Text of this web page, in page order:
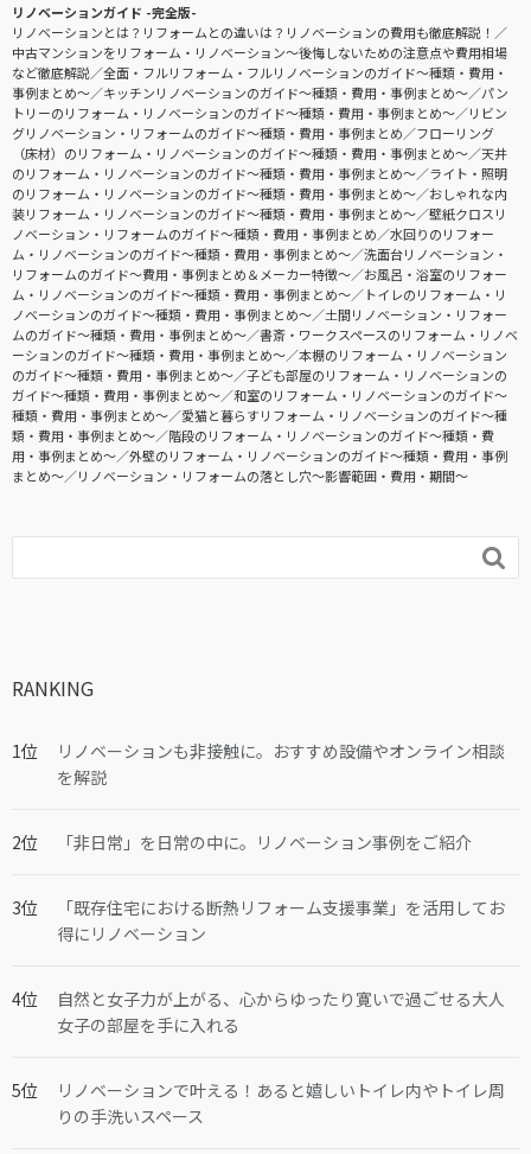
リノベーションガイド -完全版-
リノベーションとは？リフォームとの違いは？リノベーションの費用も徹底解説！
中古マンションをリフォーム・リノベーション〜後悔しないための注意点や費用相場
など徹底解説
全面・フルリフォーム・フルリノベーションのガイド〜種類・費用・
事例まとめ〜
キッチンリノベーションのガイド〜種類・費用・事例まとめ〜
パン
トリーのリフォーム・リノベーションのガイド〜種類・費用・事例まとめ〜
リビン
グリノベーション・リフォームのガイド〜種類・費用・事例まとめ
フローリング
（床材）のリフォーム・リノベーションのガイド〜種類・費用・事例まとめ〜
天井
のリフォーム・リノベーションのガイド〜種類・費用・事例まとめ〜
ライト・照明
のリフォーム・リノベーションのガイド〜種類・費用・事例まとめ〜
おしゃれな内
装リフォーム・リノベーションのガイド〜種類・費用・事例まとめ〜
壁紙クロスリ
ノベーション・リフォームのガイド〜種類・費用・事例まとめ
水回りのリフォー
ム・リノベーションのガイド〜種類・費用・事例まとめ〜
洗面台リノベーション・
リフォームのガイド〜費用・事例まとめ＆メーカー特徴〜
お風呂・浴室のリフォー
ム・リノベーションのガイド〜種類・費用・事例まとめ〜
トイレのリフォーム・リ
ノベーションのガイド〜種類・費用・事例まとめ〜
土間リノベーション・リフォー
ムのガイド〜種類・費用・事例まとめ〜
書斎・ワークスペースのリフォーム・リノベ
ーションのガイド〜種類・費用・事例まとめ〜
本棚のリフォーム・リノベーション
のガイド〜種類・費用・事例まとめ〜
子ども部屋のリフォーム・リノベーションの
ガイド〜種類・費用・事例まとめ〜
和室のリフォーム・リノベーションのガイド〜
種類・費用・事例まとめ〜
愛猫と暮らすリフォーム・リノベーションのガイド〜種
類・費用・事例まとめ〜
階段のリフォーム・リノベーションのガイド〜種類・費
用・事例まとめ〜
外壁のリフォーム・リノベーションのガイド〜種類・費用・事例
まとめ〜
リノベーション・リフォームの落とし穴～影響範囲・費用・期間～

RANKING
リノベーションも非接触に。おすすめ設備やオンライン相談
を解説
「非日常」を日常の中に。リノベーション事例をご紹介
「既存住宅における断熱リフォーム支援事業」を活用してお
得にリノベーション
自然と女子力が上がる、心からゆったり寛いで過ごせる大人
女子の部屋を手に入れる
リノベーションで叶える！あると嬉しいトイレ内やトイレ周
りの手洗いスペース